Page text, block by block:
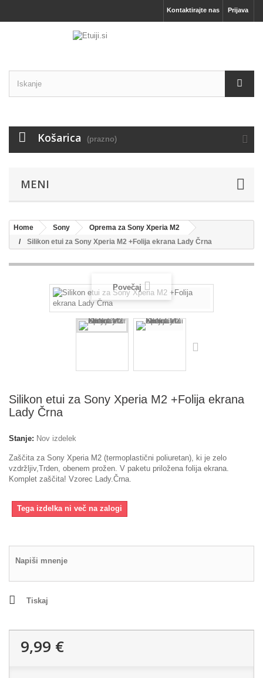
Prijava
Kontaktirajte nas
Košarica (prazno)
MENI
Home Sony
Oprema za Sony Xperia M2
Silikon etui za Sony Xperia M2 +Folija ekrana Lady Črna
Povečaj
Silikon etui za Sony Xperia M2 +Folija ekrana
Lady Črna
Stanje: Nov izdelek
Zaščita za Sony Xperia M2 (termoplastični poliuretan), ki je zelo
vzdržljiv,Trden, obenem prožen. V paketu priložena folija ekrana.
Komplet zaščita! Vzorec Lady.Črna.
Tega izdelka ni več na zalogi
Napiši mnenje
Tiskaj
9,99 €